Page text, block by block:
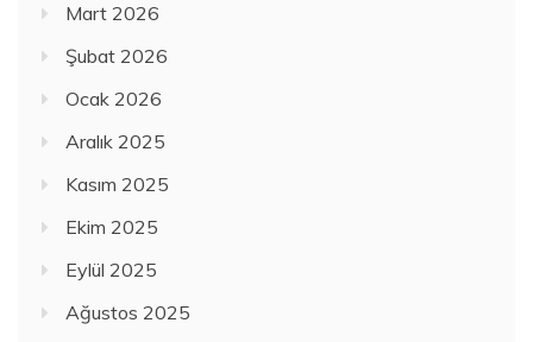
Mart 2026
Şubat 2026
Ocak 2026
Aralık 2025
Kasım 2025
Ekim 2025
Eylül 2025
Ağustos 2025